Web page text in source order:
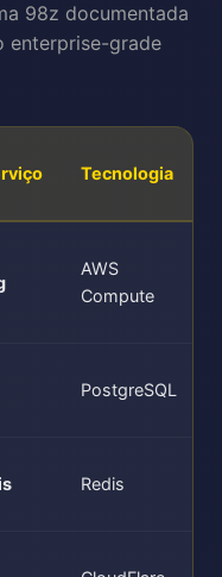
98z documentada
enterprise-grade
Tecnologia
AWS
Compute
PostgreSQL
Redis